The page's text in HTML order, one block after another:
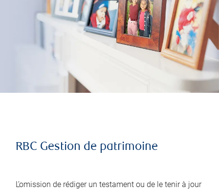
RBC Gestion de patrimoine
L’omission de rédiger un testament ou de le tenir à jour